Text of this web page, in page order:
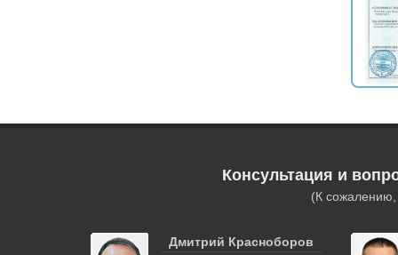
Консультация и
(К
Дмитрий Красноборов